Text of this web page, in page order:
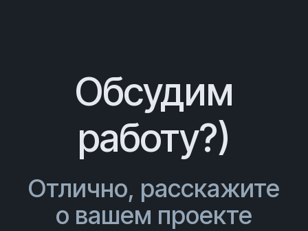
Обсудим
работу?)
Отлично, расскажите
о вашем проекте